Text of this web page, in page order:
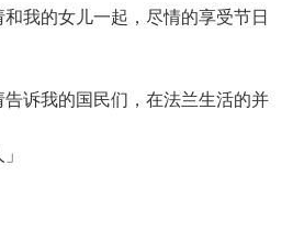
的女儿一起，尽情的享受节日
诉我的国民们，在法兰生活的并